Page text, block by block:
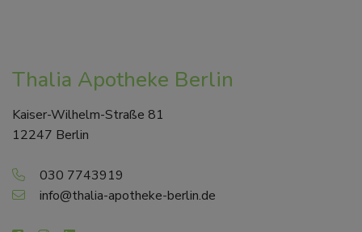
Thalia Apotheke Berlin
Kaiser-Wilhelm-Straße 81
12247 Berlin
030 7743919
info@thalia-apotheke-berlin.de